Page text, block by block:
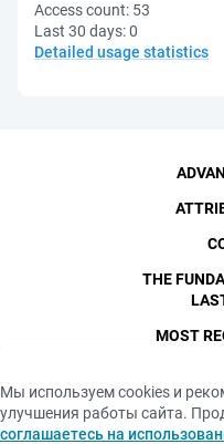
Access count: 53
Last 30 days:0
Detailed usage statistics
Copyright
The
THE
MOST
Мы используем cookies и
улучшения работы сайта.
соглашаетесь на